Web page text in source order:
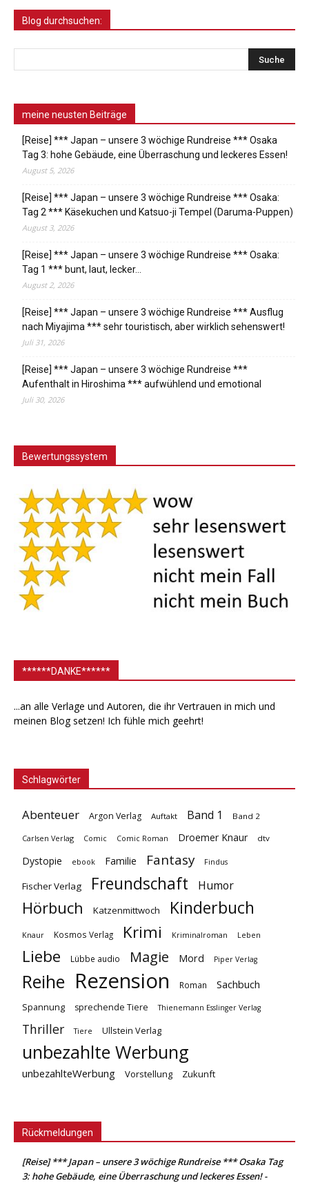
Blog durchsuchen:
meine neusten Beiträge
[Reise] *** Japan – unsere 3 wöchige Rundreise *** Osaka
Tag 3: hohe Gebäude, eine Überraschung und leckeres Essen!
August 5, 2026
[Reise] *** Japan – unsere 3 wöchige Rundreise *** Osaka:
Tag 2 *** Käsekuchen und Katsuo-ji Tempel (Daruma-Puppen)
August 3, 2026
[Reise] *** Japan – unsere 3 wöchige Rundreise *** Osaka:
Tag 1 *** bunt, laut, lecker…
August 2, 2026
[Reise] *** Japan – unsere 3 wöchige Rundreise *** Ausflug
nach Miyajima *** sehr touristisch, aber wirklich sehenswert!
Juli 31, 2026
[Reise] *** Japan – unsere 3 wöchige Rundreise ***
Aufenthalt in Hiroshima *** aufwühlend und emotional
Juli 30, 2026
Bewertungssystem
******DANKE******
...an alle Verlage und Autoren, die ihr Vertrauen in mich und
meinen Blog setzen! Ich fühle mich geehrt!
Schlagwörter
Abenteuer Argon Verlag Auftakt Band 1 Band 2
Carlsen Verlag Comic Comic Roman Droemer Knaur dtv
Dystopie ebook Familie Fantasy Findus
Fischer Verlag Freundschaft Humor
Hörbuch Katzenmittwoch Kinderbuch
Knaur Kosmos Verlag Krimi Kriminalroman Leben
Liebe Lübbe audio Magie Mord Piper Verlag
Reihe Rezension Roman Sachbuch
Spannung sprechende Tiere Thienemann Esslinger Verlag
Thriller Tiere Ullstein Verlag
unbezahlte Werbung
unbezahlteWerbung Vorstellung Zukunft
Rückmeldungen
[Reise] *** Japan – unsere 3 wöchige Rundreise *** Osaka Tag
3: hohe Gebäude, eine Überraschung und leckeres Essen! -